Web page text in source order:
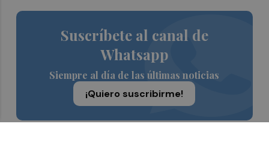
Suscríbete al canal de
Whatsapp
Siempre al día de las últimas noticias
¡Quiero suscribirme!